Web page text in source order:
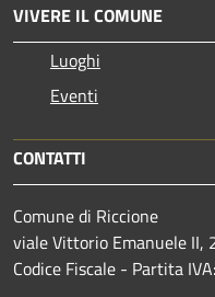
VIVERE IL COMUNE
Luoghi
Eventi
CONTATTI
Comune di Riccione
viale Vittorio Emanuele II,
Codice Fiscale - Partita